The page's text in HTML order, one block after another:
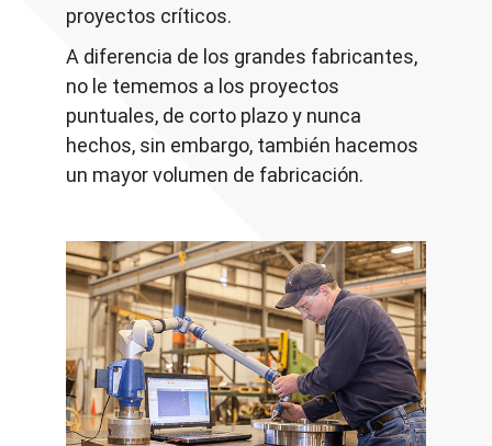
proyectos críticos.
A diferencia de los grandes fabricantes,
no le tememos a los proyectos
puntuales, de corto plazo y nunca
hechos, sin embargo, también hacemos
un mayor volumen de fabricación.